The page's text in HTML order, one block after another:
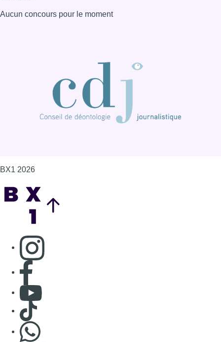
Aucun concours pour le moment
BX1 2026
Consulter page Instagram
Consulter page Facebook
Consulter Youtube
Consulter TikTok